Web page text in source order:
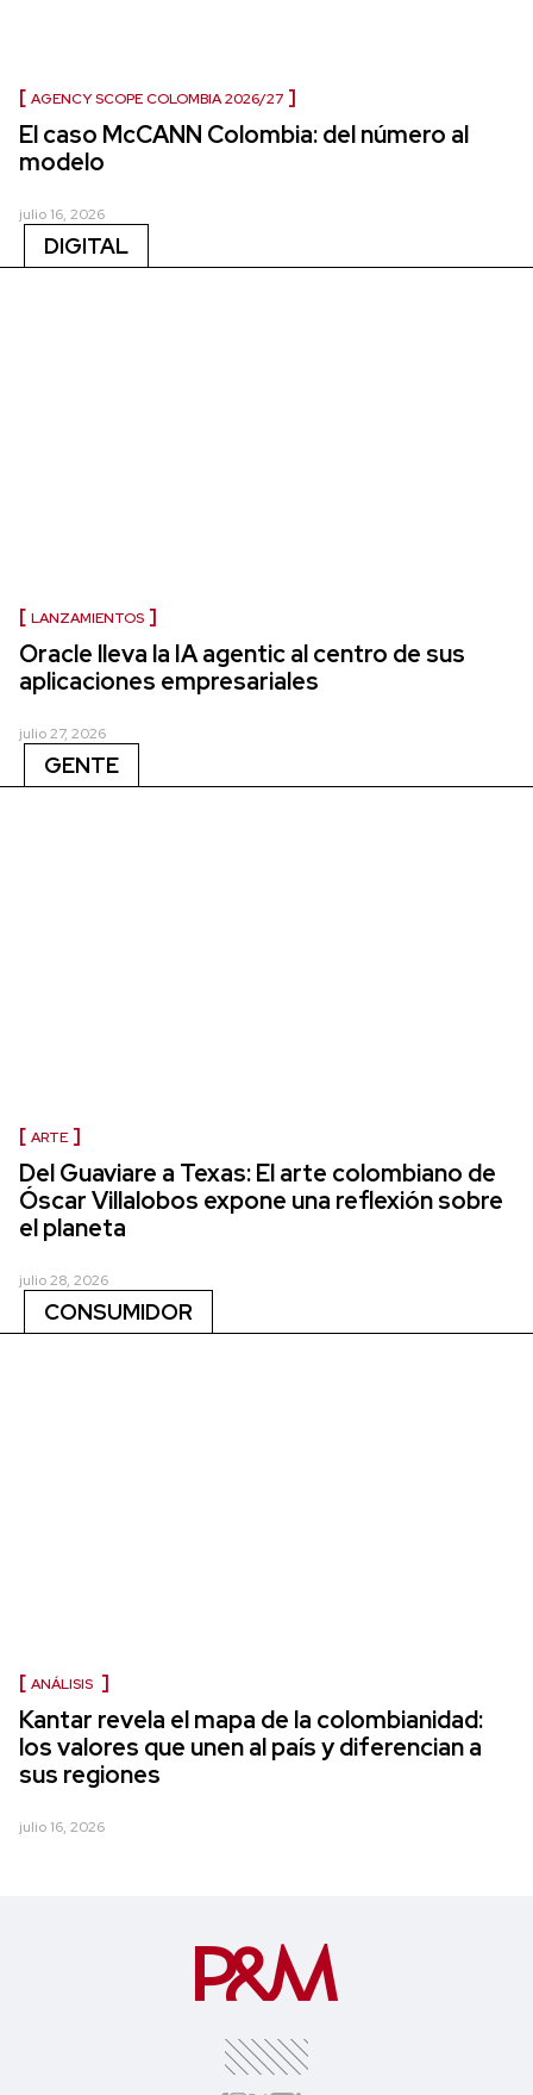
AGENCY SCOPE COLOMBIA 2026/27
El caso McCANN Colombia: del número al
modelo
julio 16, 2026
DIGITAL
LANZAMIENTOS
Oracle lleva la IA agentic al centro de sus
aplicaciones empresariales
julio 27, 2026
GENTE
ARTE
Del Guaviare a Texas: El arte colombiano de
Óscar Villalobos expone una reflexión sobre
el planeta
julio 28, 2026
CONSUMIDOR
ANÁLISIS
Kantar revela el mapa de la colombianidad:
los valores que unen al país y diferencian a
sus regiones
julio 16, 2026